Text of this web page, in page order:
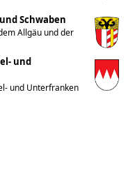
Schwaben
Allgäu und der
und
und Unterfranken